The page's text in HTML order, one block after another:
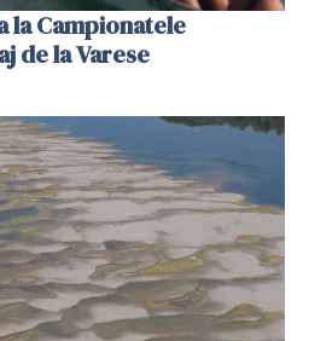
la Campionatele
de la Varese